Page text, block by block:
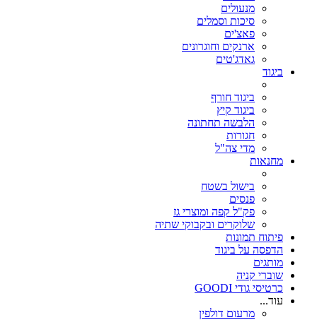
מנעולים
סיכות וסמלים
פאצ'ים
ארנקים וחוגרונים
גאדג'טים
ביגוד
ביגוד חורף
ביגוד קיץ
הלבשה תחתונה
חגורות
מדי צה"ל
מחנאות
בישול בשטח
פנסים
פק"ל קפה ומוצרי גז
שלוקרים ובקבוקי שתיה
פיתוח תמונות
הדפסה על ביגוד
מותגים
שוברי קניה
כרטיסי גודי GOODI
עוד...
מרעום דולפין